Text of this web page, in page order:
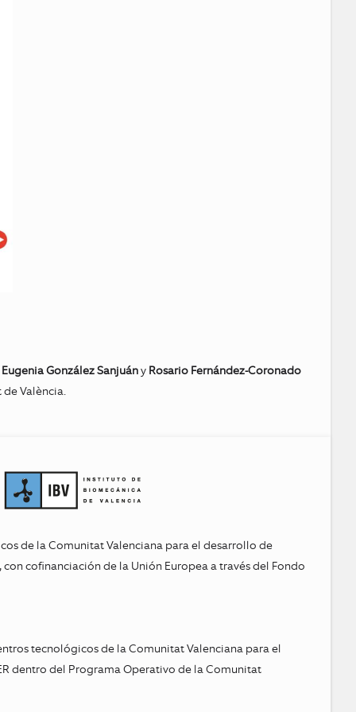
Eugenia González Sanjuány Rosario Fernández-Coronado
València.
de la Comunitat Valenciana para el desarrollo de
cofinanciación de la Unión Europea a través del Fondo
tecnológicos de la Comunitat Valenciana para el
dentro del Programa Operativo de la Comunitat